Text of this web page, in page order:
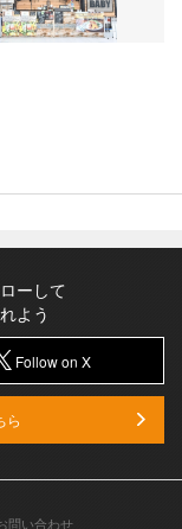
ーして
よう
Follow on X
ら
問い合わせ